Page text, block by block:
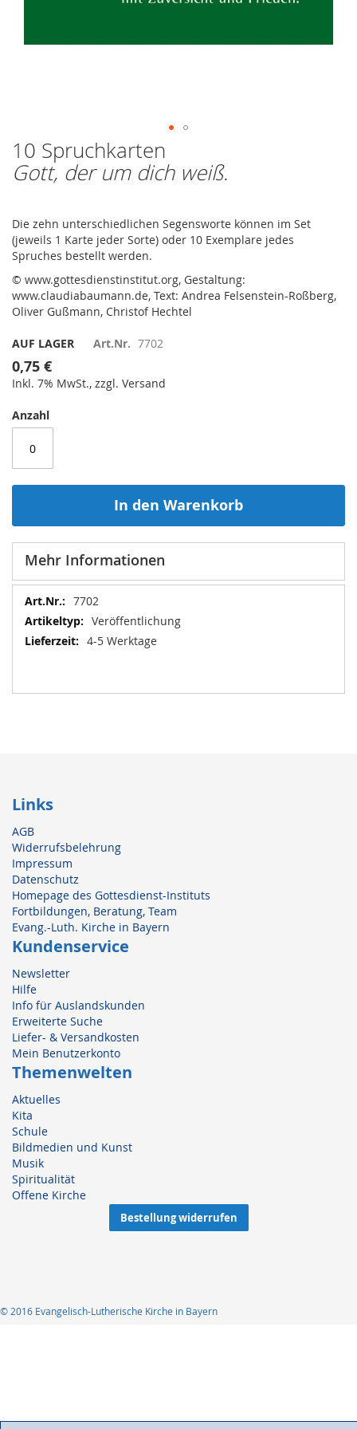
10 Spruchkarten
Gott, der um dich weiß.
Die zehn unterschiedlichen Segensworte können im Set
(jeweils 1 Karte jeder Sorte) oder 10 Exemplare jedes
Spruches bestellt werden.
© www.gottesdienstinstitut.org, Gestaltung:
www.claudiabaumann.de, Text: Andrea Felsenstein-Roßberg,
Oliver Gußmann, Christof Hechtel
AUF LAGER Art.Nr. 7702
0,75 €
Inkl. 7% MwSt., zzgl. Versand
Anzahl
In den Warenkorb
Zum
Anfang
der
Mehr Informationen
Mehr
Informationen
7702
Veröffentlichung
4-5 Werktage
Links
AGB
Widerrufsbelehrung
Impressum
Datenschutz
Homepage des Gottesdienst-Instituts
Fortbildungen, Beratung, Team
Evang.-Luth. Kirche in Bayern
Kundenservice
Newsletter
Hilfe
Info für Auslandskunden
Erweiterte Suche
Liefer- & Versandkosten
Mein Benutzerkonto
Themenwelten
Aktuelles
Kita
Schule
Bildmedien und Kunst
Musik
Spiritualität
Offene Kirche
Bestellung widerrufen
© 2016 Evangelisch-Lutherische Kirche in Bayern